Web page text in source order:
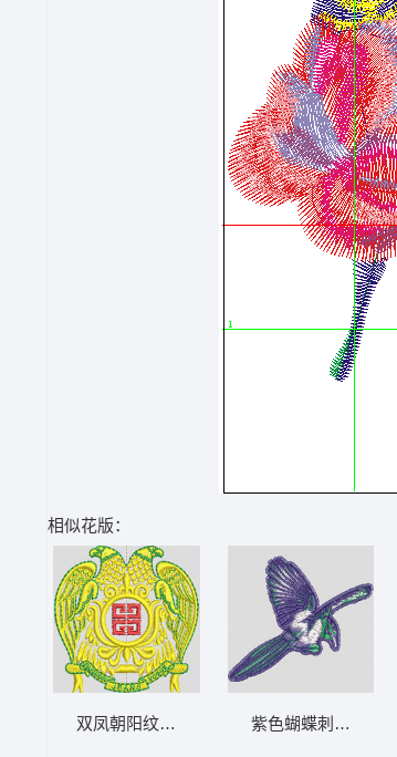
相似花版：
双凤朝阳纹章 鹰 章标 紫色蝴蝶刺绣图案 鸟